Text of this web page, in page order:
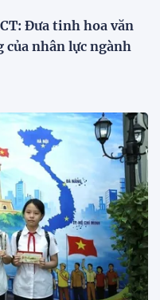
Đưa tinh hoa văn
của nhân lực ngành